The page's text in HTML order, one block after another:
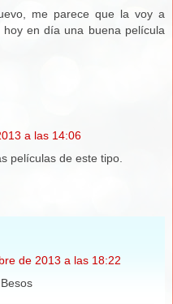
me parece que la voy a
en día una buena película
a las 14:06
películas de este tipo.
de 2013 a las 18:22